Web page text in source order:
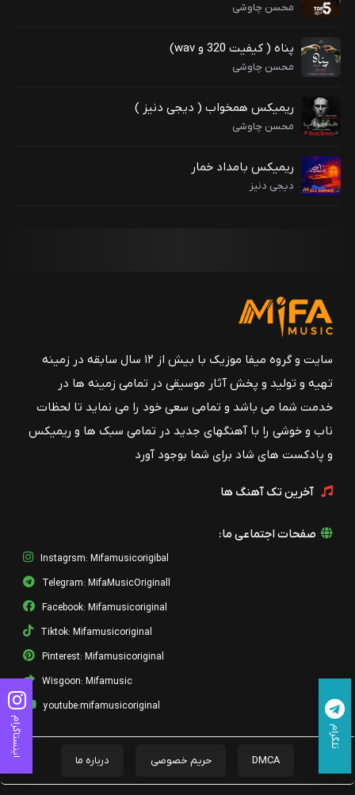
محسن چاوشی
پناه ( کیفیت 320 و wav)
محسن چاوشی
ریمیکس همخواب ( دیجی دنیز )
محسن چاوشی
ریمیکس بامداد خمار
دیجی دنیز
سایت و گروه میفا موزیک با بیش از ۱۲ سال سابقه در زمینه
تهیه و تولید و پخش آثار موسیقی در تمامی زمینه ها در
خدمت شما می باشد و تمامی سعی خود را می نماید تا لحظات
ناب و خوشی را با آهنگهای جدید در تمامی سبک ها و ریمیکس
و پادکست های شاد برای شما بوجود آورد
آخرین تک آهنگ ها
صفحات اجتماعی ما:
Instagrsm: Mifamusicorigibal
Telegram: MifaMusicOriginall
Facebook: Mifamusicoriginal
Tiktok: Mifamusicoriginal
Pinterest: Mifamusicoriginal
Wisgoon: Mifamusic
youtube:mifamusicoriginal
DMCA حریم خصوصی درباره ما
اینستاگرام تلگرام